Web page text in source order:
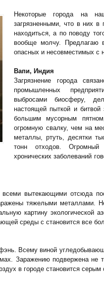
Некоторые города на
загрязненными, что в них
находиться, а по поводу
вообще молчу. Предлагаю
опасных и несовместимых с
Вапи, Индия
Загрязнение города
промышленных
выбросами биосферу,
настоящей пыткой и
большим мусорным
огромную свалку, чем на
металлы, ртуть, десятки
тонн отходов.
хронических заболеваний
вытекающими отсюда
тяжелыми металлами.
картину экологической
среды с становится все
Всему виной
Заражению подвержена не
в городе становится серым